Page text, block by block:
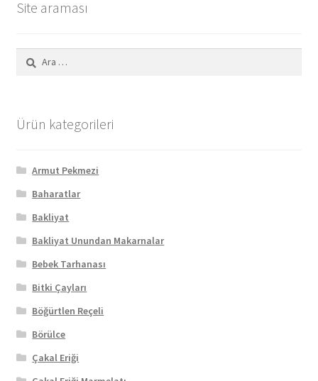
Site araması
Arama:
Ürün kategorileri
Armut Pekmezi
Baharatlar
Bakliyat
Bakliyat Unundan Makarnalar
Bebek Tarhanası
Bitki Çayları
Böğürtlen Reçeli
Börülce
Çakal Eriği